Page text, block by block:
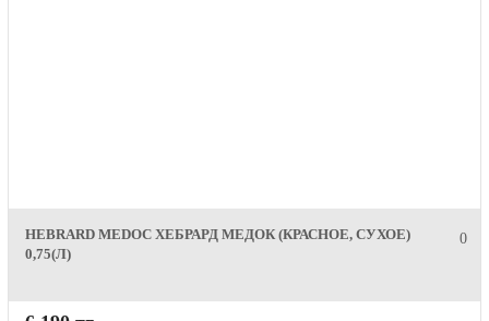
0
HEBRARD MEDOC ХЕБРАРД МЕДОК (КРАСНОЕ, СУХОЕ)
0,75(Л)